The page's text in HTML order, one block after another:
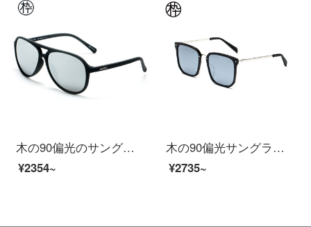
木の90偏光のサングラスの色の膜のサングラスの大きい枠の軽便で経典のサングラスの男性のカップルのサングラスのSM 1600002 C 01 61 mm
¥2354~
木の90偏光サングラスの経典の四角形の大きい枠は通勤しますファッションのサングラスの男女のカップルの金SM 1920218 C 02 56 mm
¥2735~